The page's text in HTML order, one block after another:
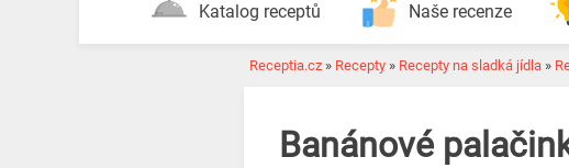
Katalog receptů Naše recenze
Receptia.cz » Recepty » Recepty na sladká jídla »
Banánové